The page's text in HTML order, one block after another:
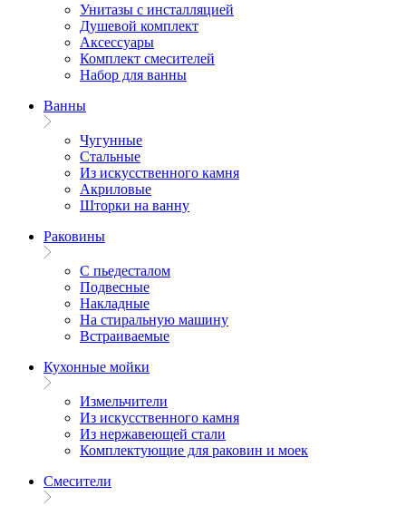
Унитазы с инсталляцией
Душевой комплект
Аксессуары
Комплект смесителей
Набор для ванны
Ванны
Чугунные
Стальные
Из искусственного камня
Акриловые
Шторки на ванну
Раковины
С пьедесталом
Подвесные
Накладные
На стиральную машину
Встраиваемые
Кухонные мойки
Измельчители
Из искусственного камня
Из нержавеющей стали
Комплектующие для раковин и моек
Смесители